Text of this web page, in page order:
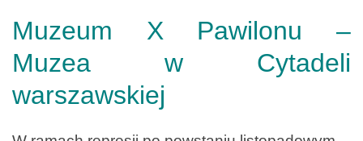
Muzeum X Pawilonu –
Muzea w Cytadeli
warszawskiej